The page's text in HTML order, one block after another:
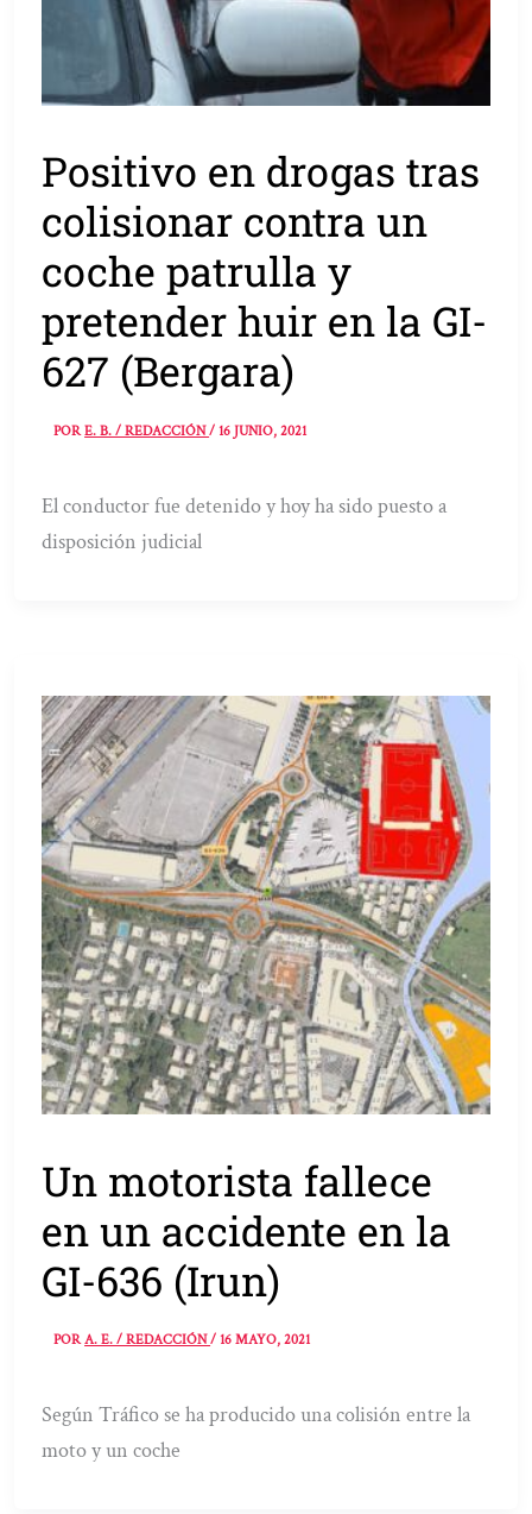
Positivo en drogas tras
colisionar contra un
coche patrulla y
pretender huir en la GI-
627 (Bergara)
PORE. B. / REDACCIÓN/16 JUNIO, 2021
El conductor fue detenido y hoy ha sido puesto a
disposición judicial
Un motorista fallece
en un accidente en la
GI-636 (Irun)
PORA. E. / REDACCIÓN/16 MAYO, 2021
Según Tráfico se ha producido una colisión entre la
moto y un coche